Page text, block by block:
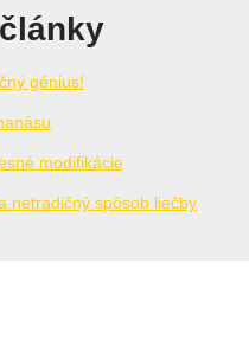
génius!
modifikácie
netradičný spôsob liečby